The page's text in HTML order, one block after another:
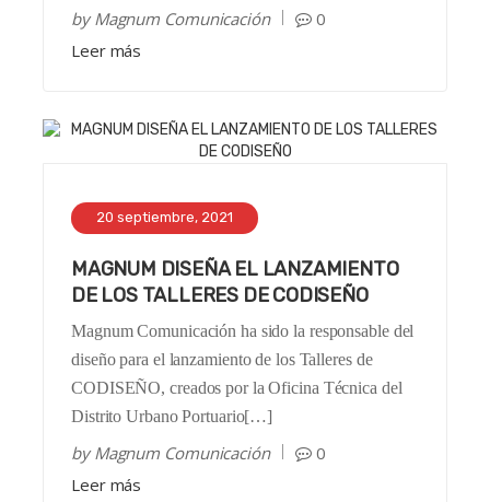
byMagnum Comunicación
0
Leer más
20 septiembre, 2021
MAGNUM DISEÑA EL LANZAMIENTO
DE LOS TALLERES DE CODISEÑO
Magnum Comunicación ha sido la responsable del
diseño para el lanzamiento de los Talleres de
CODISEÑO, creados por la Oficina Técnica del
Distrito Urbano Portuario[…]
byMagnum Comunicación
0
Leer más